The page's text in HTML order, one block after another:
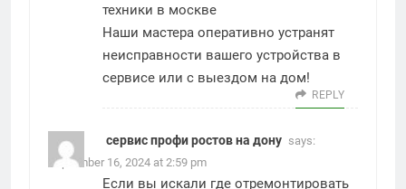
техники в москве
Наши мастера оперативно устранят
неисправности вашего устройства в
сервисе или с выездом на дом!
REPLY
сервис профи ростов на дону says:
September 16, 2024 at 2:59 pm
Если вы искали где отремонтировать